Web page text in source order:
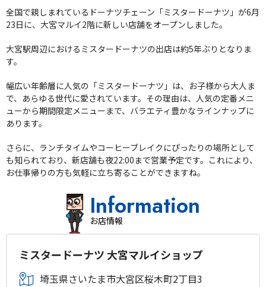
全国で親しまれているドーナツチェーン「ミスタードーナツ」が6月
23日に、大宮マルイ2階に新しい店舗をオープンしました。
大宮駅周辺におけるミスタードーナツの出店は約5年ぶりとなりま
す。
幅広い年齢層に人気の「ミスタードーナツ」は、お子様から大人ま
で、あらゆる世代に愛されています。その理由は、人気の定番メニ
ューから期間限定メニューまで、バラエティ豊かなラインナップに
あります。
さらに、ランチタイムやコーヒーブレイクにぴったりの場所として
も知られており、新店舗も夜22:00まで営業予定です。これにより、
お仕事帰りの方も気軽に立ち寄ることができますね。
Information
お店情報
ミスタードーナツ 大宮マルイショップ
埼玉県さいたま市大宮区桜木町2丁目3